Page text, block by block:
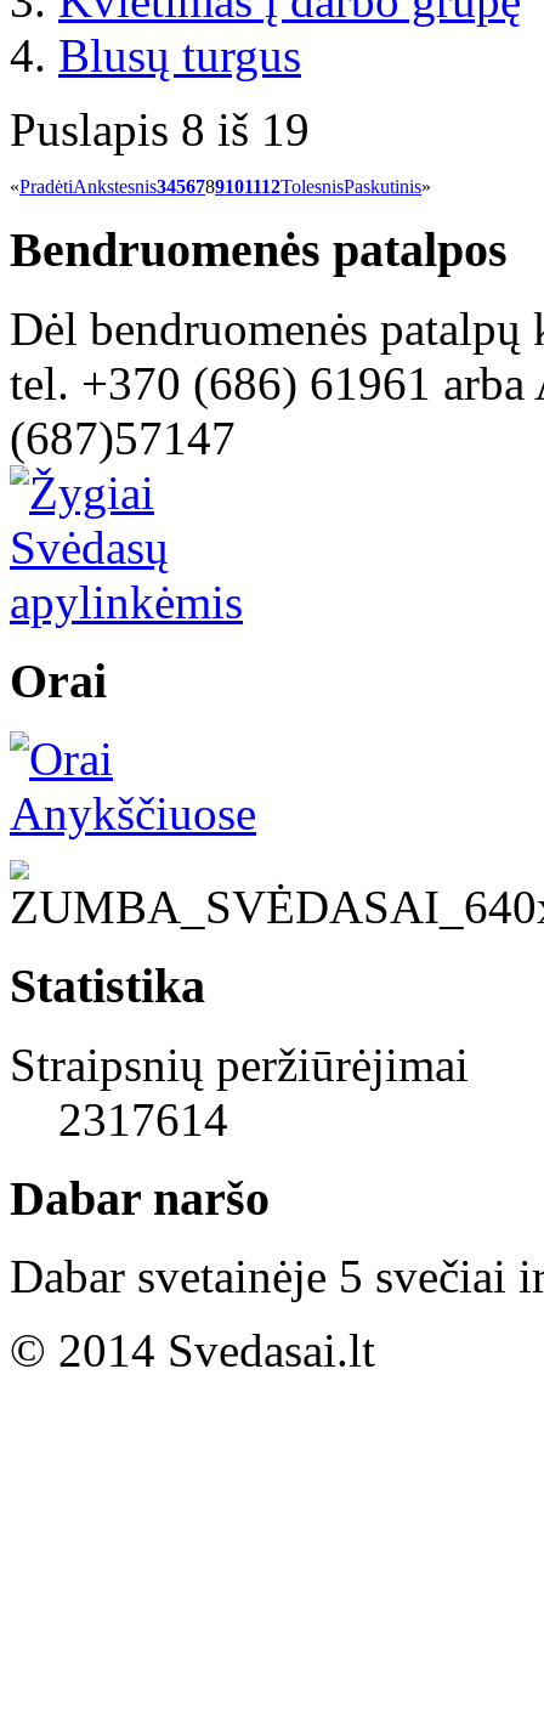
Blusų turgus
Puslapis 8 iš 19
«PradėtiAnkstesnis3456789101112TolesnisPaskutinis»
Bendruomenės patalpos
Dėl bendruomenės
tel. +370 (686) 61961
(687)57147
Orai
Statistika
Straipsnių peržiūrėjimai
2317614
Dabar naršo
Dabar svetainėje 5 svečiai
© 2014 Svedasai.lt